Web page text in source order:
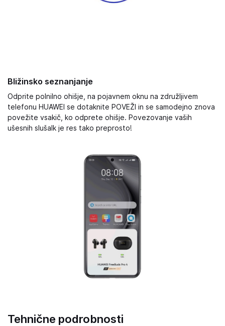
Bližinsko seznanjanje
Odprite polnilno ohišje, na pojavnem oknu na združljivem
telefonu HUAWEI se dotaknite POVEŽI in se samodejno znova
povežite vsakič, ko odprete ohišje. Povezovanje vaših
ušesnih slušalk je res tako preprosto!
Tehnične podrobnosti